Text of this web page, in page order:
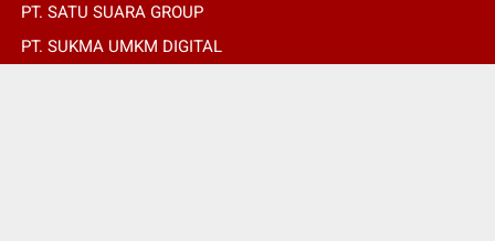
PT. SATU SUARA GROUP
PT. SUKMA UMKM DIGITAL